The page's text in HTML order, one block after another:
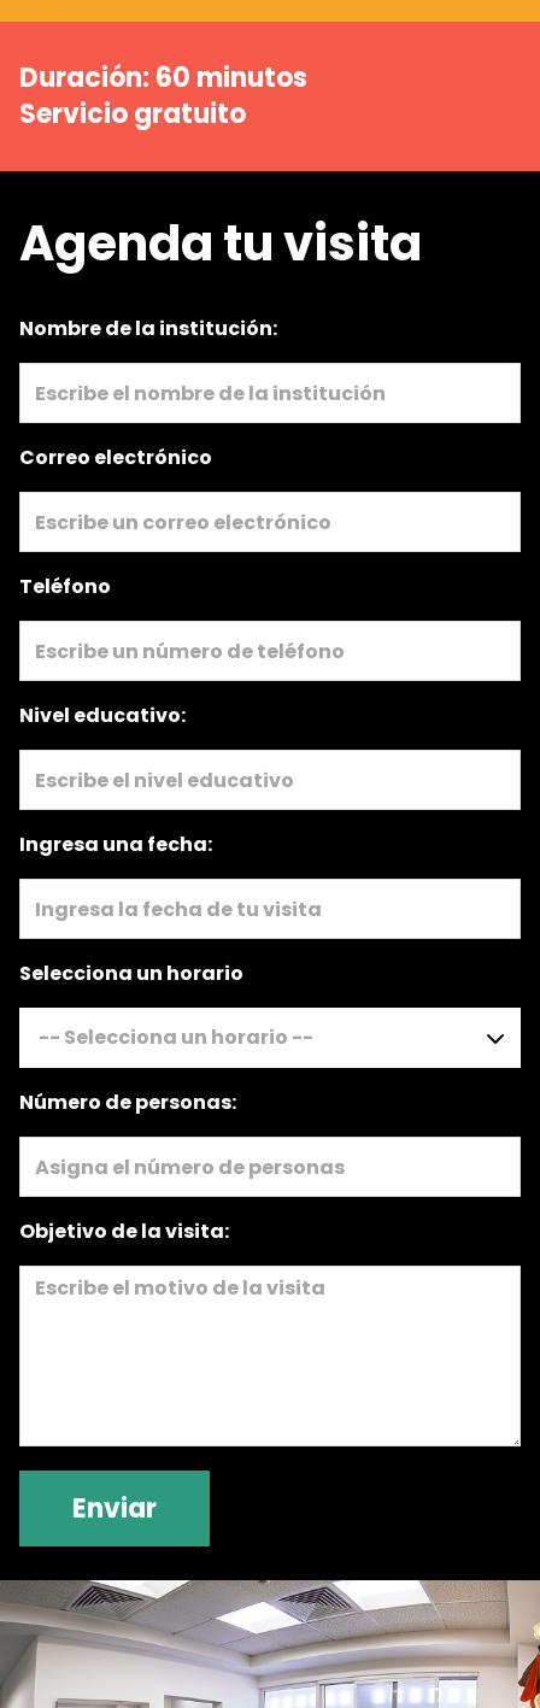
Duración: 60 minutos
Servicio gratuito
Agenda tu visita
Nombre de la institución:
Correo electrónico
Teléfono
Nivel educativo:
Ingresa una fecha:
Selecciona un horario
Número de personas:
Objetivo de la visita:
Enviar